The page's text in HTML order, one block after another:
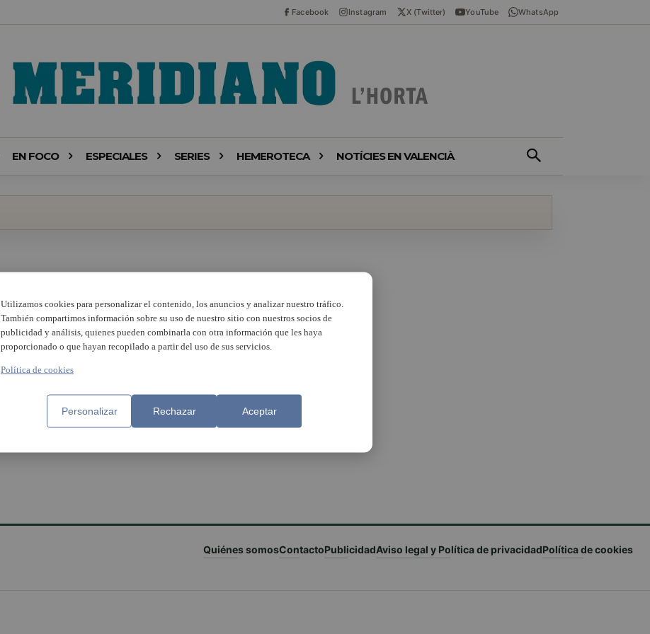
Facebook Instagram X (Twitter) YouTube WhatsApp
EN FOCO ESPECIALES SERIES HEMEROTECA NOTÍCIES EN VALENCIÀ
Quiénes somosContactoPublicidadAviso legal y Política de privacidadPolítica de cookies
Utilizamos cookies para personalizar el contenido, los anuncios y analizar nuestro tráfico.
También compartimos información sobre su uso de nuestro sitio con nuestros socios de
publicidad y análisis, quienes pueden combinarla con otra información que les haya
proporcionado o que hayan recopilado a partir del uso de sus servicios.
Política de cookies
Personalizar Rechazar Aceptar